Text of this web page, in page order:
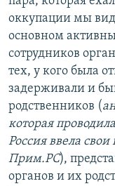
оккупации мы
основном
сотрудников
тех, у кого была
задерживали и
родственников (
которая
Россия ввела
Прим.РС),
органов и их